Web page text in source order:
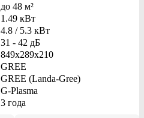
до 48 м²
1.49 кВт
4.8 / 5.3 кВт
31 - 42 дБ
849x289x210
GREE
GREE (Landa-Gree)
G-Plasma
3 года